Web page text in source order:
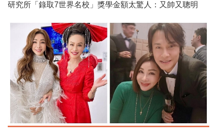
研究所「錄取7世界名校」獎學金額太驚人：又帥又聰明